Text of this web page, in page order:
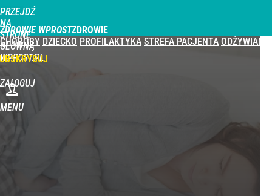
PRZEJDŹ
NA
STRONĘ
GŁÓWNĄ
WPROST.PL
ZDROWIE WPROST
CHOROBY DZIECKO PROFILAKTYKA STREFA PACJENTA ODŻYWIANIE
ZALOGUJ
MENU